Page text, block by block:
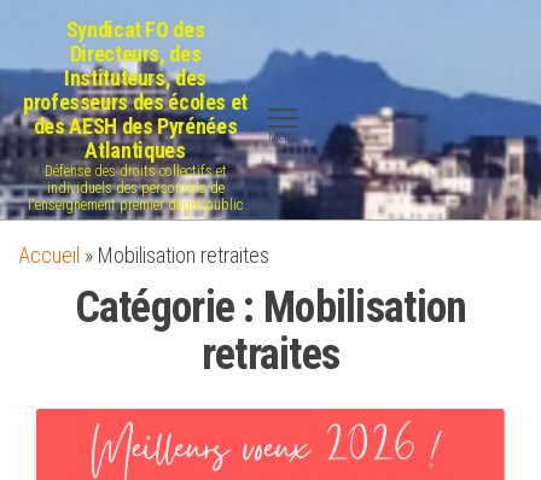
contenu
Syndicat FO des
Directeurs, des
Instituteurs, des
professeurs des écoles et
des AESH des Pyrénées
Atlantiques
Défense des droits collectifs et
individuels des personnels de
l'enseignement premier degré public
Menu
Accueil » Mobilisation retraites
Catégorie : Mobilisation
retraites